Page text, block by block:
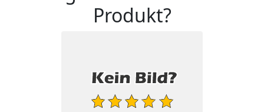
Produkt?